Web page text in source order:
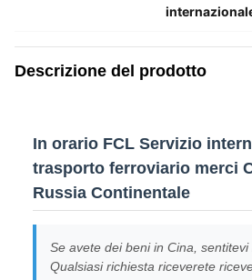
Descrizione del prodotto
In orario FCL Servizio
trasporto ferroviario merci
Russia Continentale
Se avete dei beni in Cina, sentitevi
Qualsiasi richiesta riceverete